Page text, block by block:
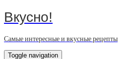
Вкусно!
Самые интересные и вкусные рецепты
Toggle navigation